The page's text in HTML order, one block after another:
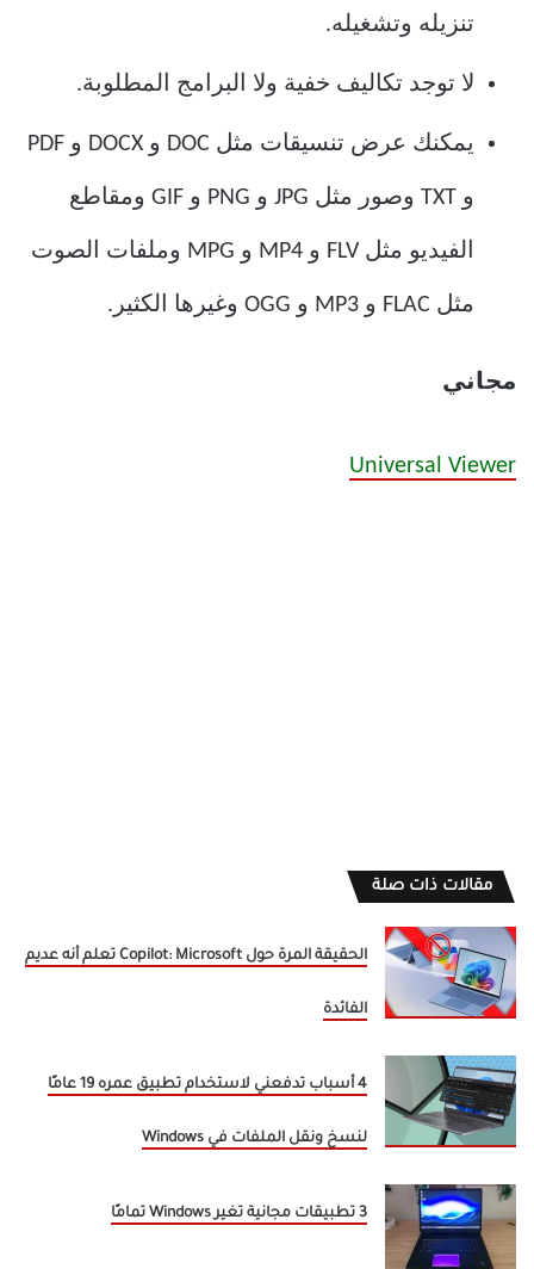
تنزيله وتشغيله.
لا توجد تكاليف خفية ولا البرامج المطلوبة.
يمكنك عرض تنسيقات مثل DOC و DOCX و PDF
و TXT وصور مثل JPG و PNG و GIF ومقاطع
الفيديو مثل FLV و MP4 و MPG وملفات الصوت
مثل FLAC و MP3 و OGG وغيرها الكثير.
مجاني
Universal Viewer
مقالات ذات صلة
الحقيقة المرة حول Copilot: Microsoft تعلم أنه عديم
الفائدة
4 أسباب تدفعني لاستخدام تطبيق عمره 19 عامًا
لنسخ ونقل الملفات في Windows
3 تطبيقات مجانية تغير Windows تمامًا